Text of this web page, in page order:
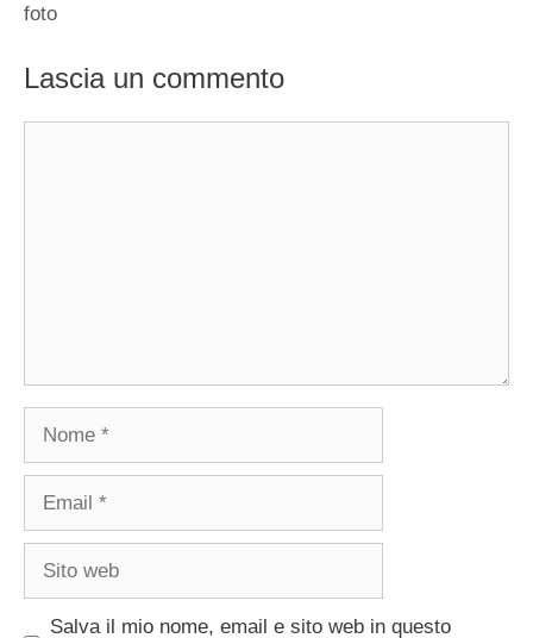
foto
Lascia un commento
Nome
Email
Sito
Salva il mio nome, email e sito web in questo